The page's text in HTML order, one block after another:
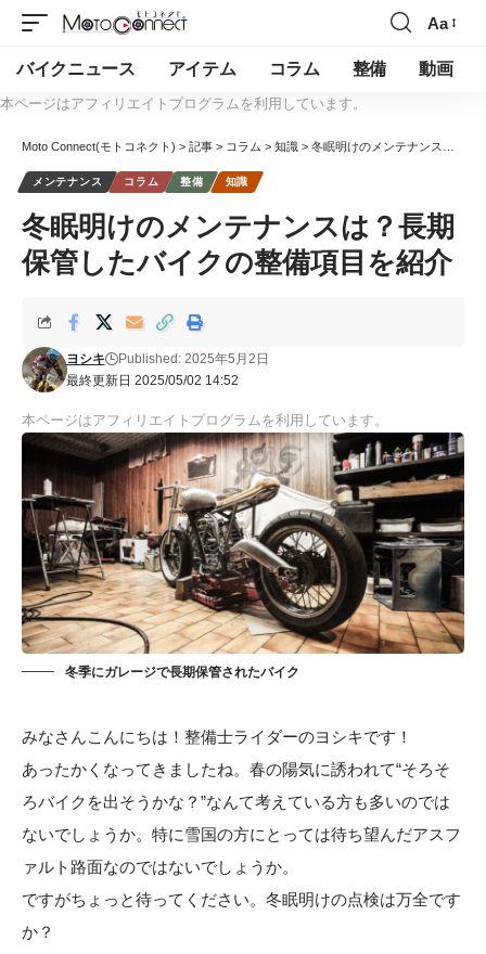
Aa
バイクニュース アイテム コラム 整備 動画
本ページはアフィリエイトプログラムを利用しています。
Moto Connect(モトコネクト) > 記事 > コラム > 知識 > 冬眠明けのメンテナンスは？長期保管したバイクの整備項目を紹介
メンテナンス コラム 整備 知識
冬眠明けのメンテナンスは？長期
保管したバイクの整備項目を紹介
最終更新日 2025/05/02 14:52
ヨシキ Published: 2025年5月2日
本ページはアフィリエイトプログラムを利用しています。
冬季にガレージで長期保管されたバイク
みなさんこんにちは！整備士ライダーのヨシキです！
あったかくなってきましたね。春の陽気に誘われて“そろそ
ろバイクを出そうかな？”なんて考えている方も多いのでは
ないでしょうか。特に雪国の方にとっては待ち望んだアスフ
ァルト路面なのではないでしょうか。
ですがちょっと待ってください。冬眠明けの点検は万全です
か？